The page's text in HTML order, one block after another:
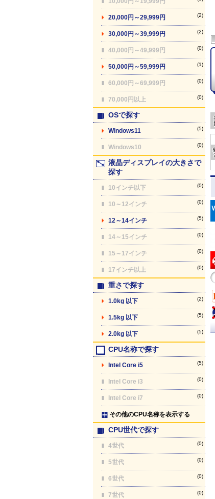
20,000円～29,999円 (2)
30,000円～39,999円 (2)
40,000円～49,999円 (0)
50,000円～59,999円 (1)
60,000円～69,999円 (0)
70,000円以上 (0)
OSで探す
Windows11 (5)
Windows10 (0)
液晶ディスプレイの大きさで
探す
10インチ以下 (0)
10～12インチ (0)
12～14インチ (5)
14～15インチ (0)
15～17インチ (0)
17インチ以上 (0)
重さで探す
1.0kg 以下 (2)
1.5kg 以下 (5)
2.0kg 以下 (5)
CPU名称で探す
Intel Core i5 (5)
Intel Core i3 (0)
Intel Core i7 (0)
その他のCPU名称を表示する
CPU世代で探す
4世代 (0)
5世代 (0)
6世代 (0)
7世代 (0)